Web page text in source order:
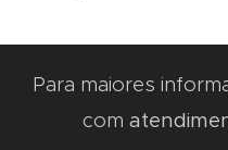
Para maiores
com